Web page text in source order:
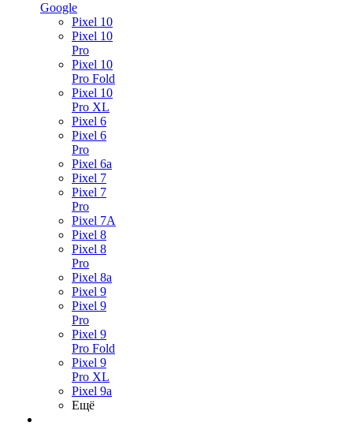
Google
Pixel 10
Pixel 10
Pro
Pixel 10
Pro Fold
Pixel 10
Pro XL
Pixel 6
Pixel 6
Pro
Pixel 6a
Pixel 7
Pixel 7
Pro
Pixel 7A
Pixel 8
Pixel 8
Pro
Pixel 8a
Pixel 9
Pixel 9
Pro
Pixel 9
Pro Fold
Pixel 9
Pro XL
Pixel 9a
Ещё